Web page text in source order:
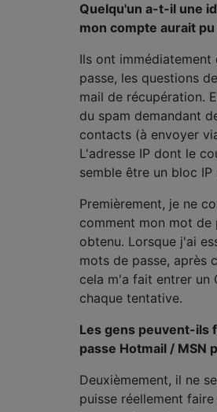
Quelqu'un a-t-il une
mon compte aurait
Ils ont
passe, les questions
mail de récupération.
du spam demandant
contacts (à envoyer
L'adresse IP dont le
semble être un bloc IP
Premièrement, je ne
comment mon mot de
obtenu. Lorsque j'ai
mots de passe, après
cela m'a fait entrer un
chaque tentative.
Les gens peuvent-ils
passe Hotmail / MSN
Deuxièmement, il ne
puisse réellement